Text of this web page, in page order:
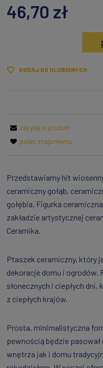
46,70 zł
DODAJ DO ULUBIONYCH
zapytaj o produkt
poleć znajomemu
Przedstawiamy hit
ceramiczny gołąb,
gołębia. Figurka
zakładzie artystycznej
Ceramika.
Ptaszek ceramiczny, który
dekoracje domu i
słonecznych i ciepłych
z ciepłych krajów.
Prosta, minimalistyczna
pewnością będzie
wnętrza jak i domu